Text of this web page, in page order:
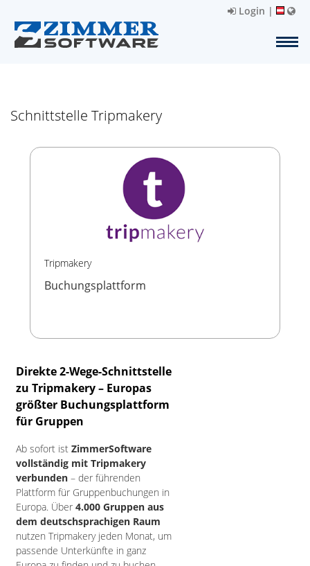
Login |
Schnittstelle Tripmakery
Tripmakery
Buchungsplattform
Direkte 2-Wege-Schnittstelle
zu Tripmakery – Europas
größter Buchungsplattform
für Gruppen
Ab sofort ist ZimmerSoftware
vollständig mit Tripmakery
verbunden – der führenden
Plattform für Gruppenbuchungen in
Europa. Über 4.000 Gruppen aus
dem deutschsprachigen Raum
nutzen Tripmakery jeden Monat, um
passende Unterkünfte in ganz